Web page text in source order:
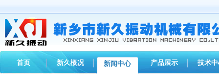
首页 新久概况 新闻中心 产品展示 技术